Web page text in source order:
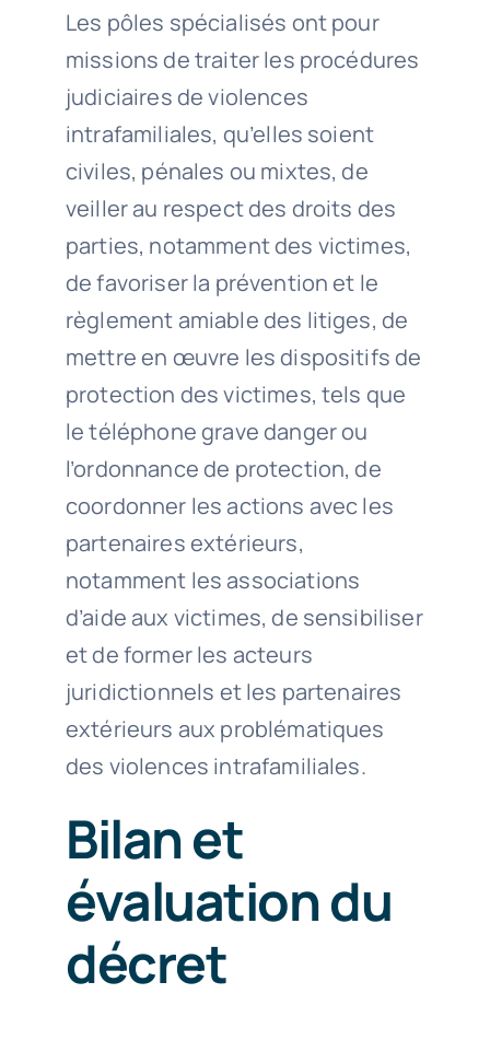
Les pôles spécialisés ont pour
missions de traiter les procédures
judiciaires de violences
intrafamiliales, qu’elles soient
civiles, pénales ou mixtes, de
veiller au respect des droits des
parties, notamment des victimes,
de favoriser la prévention et le
règlement amiable des litiges, de
mettre en œuvre les dispositifs de
protection des victimes, tels que
le téléphone grave danger ou
l’ordonnance de protection, de
coordonner les actions avec les
partenaires extérieurs,
notamment les associations
d’aide aux victimes, de sensibiliser
et de former les acteurs
juridictionnels et les partenaires
extérieurs aux problématiques
des violences intrafamiliales.
Bilan et
évaluation du
décret